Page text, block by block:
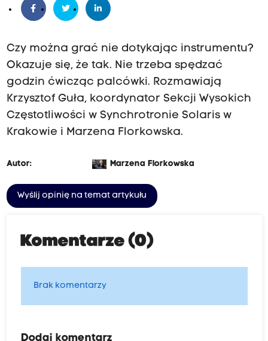
Czy można grać nie dotykając instrumentu?
Okazuje się, że tak. Nie trzeba spędzać
godzin ćwicząc palcówki. Rozmawiają
Krzysztof Guła, koordynator Sekcji Wysokich
Częstotliwości w Synchrotronie Solaris w
Krakowie i Marzena Florkowska.
Autor: Marzena Florkowska
Wyślij opinię na temat artykułu
Komentarze (0)
Brak komentarzy
Dodaj komentarz